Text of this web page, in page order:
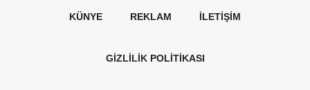
KÜNYE REKLAM İLETİŞİM
GİZLİLİK POLİTİKASI